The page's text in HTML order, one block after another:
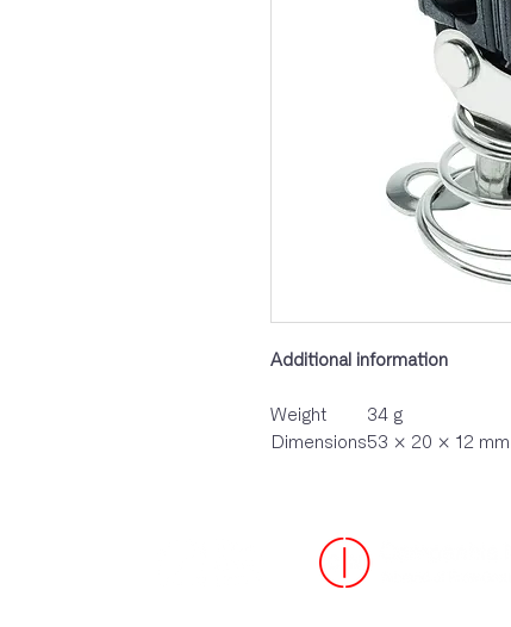
Additional information
Weight
34 g
Dimensions53 × 20 × 12 mm